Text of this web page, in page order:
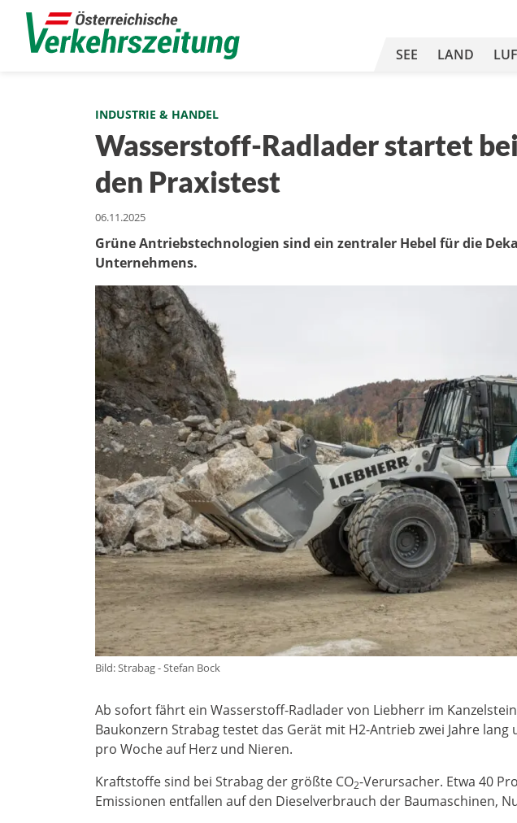
SEE LAND
INDUSTRIE & HANDEL
Wasserstoff-Radlader startet
den Praxistest
06.11.2025
Grüne Antriebstechnologien sind ein zentraler Hebel für die
Unternehmens.
Bild: Strabag - Stefan Bock
Ab sofort fährt ein Wasserstoff-Radlader von Liebherr im
Baukonzern Strabag testet das Gerät mit H2-Antrieb zwei Jahre
pro Woche auf Herz und Nieren.
Kraftstoffe sind bei Strabag der größte CO2-Verursacher. Etwa 40
Emissionen entfallen auf den Dieselverbrauch der Baumaschinen,